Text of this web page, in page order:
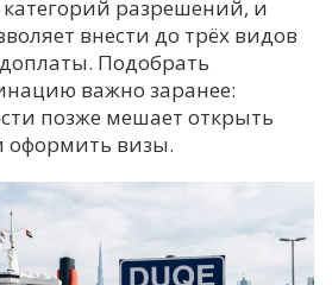
разрешений, и
внести до трёх видов
Подобрать
важно заранее:
позже мешает открыть
оформить визы.